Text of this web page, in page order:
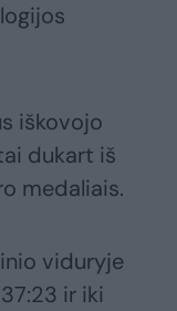
iškovojo
dukart iš
medaliais.
viduryje
ir iki